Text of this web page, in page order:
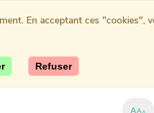
AAA
En acceptant ces
Refuser